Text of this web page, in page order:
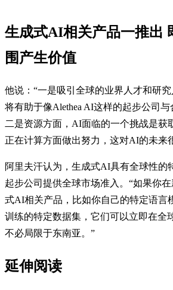
生成式AI相关产品一推出
围产生价值
他说：“一是吸引全球的业界人才和研
将有助于像Alethea AI这样的起步公司与
二是资源方面，AI面临的一个挑战是获
正在计算方面做出努力，这对AI的未来
阿里夫汗认为，生成式AI具有全球性的
起步公司提供全球市场准入。“如果你
式AI相关产品，比如你自己的特定语言
训练的特定数据集，它们可以立即在全
不必局限于东南亚。”
延伸阅读